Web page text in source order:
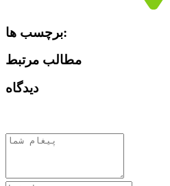
برچسب ها:
مطالب مرتبط
دیدگاه